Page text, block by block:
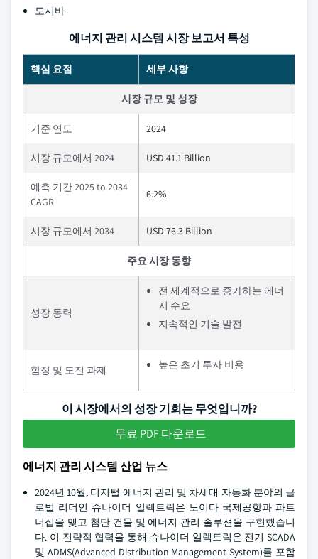
도시바
에너지 관리 시스템 시장 보고서 특성
핵심 요점 세부 사항
시장 규모 및 성장
기준 연도 2024
시장 규모에서 2024 USD 41.1 Billion
예측 기간 2025 to 2034
CAGR
6.2%
시장 규모에서 2034 USD 76.3 Billion
주요 시장 동향
성장 동력
전 세계적으로 증가하는 에너
지 수요
지속적인 기술 발전
함정 및 도전 과제 높은 초기 투자 비용
이 시장에서의 성장 기회는 무엇입니까?
무료 PDF 다운로드
에너지 관리 시스템 산업 뉴스
2024년 10월, 디지털 에너지 관리 및 차세대 자동화 분야의 글
로벌 리더인 슈나이더 일렉트릭은 노이다 국제공항과 파트
너십을 맺고 첨단 건물 및 에너지 관리 솔루션을 구현했습니
다. 이 전략적 협력을 통해 슈나이더 일렉트릭은 전기 SCADA
및 ADMS(Advanced Distribution Management System)를 포함